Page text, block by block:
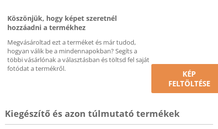
Köszönjük, hogy képet szeretnél
hozzáadni a termékhez
Megvásároltad ezt a terméket és már tudod,
hogyan válik be a mindennapokban? Segíts a
többi vásárlónak a választásban és töltsd fel saját
fotódat a termékről.
KÉP
FELTÖLTÉSE
Kiegészítő és azon túlmutató termékek